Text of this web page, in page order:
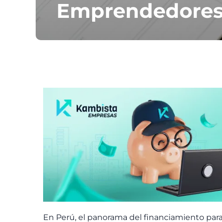
En Perú, el panorama del financiamiento